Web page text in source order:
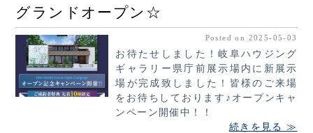
グランドオープン☆
Posted on 2025-05-03
お待たせしました！岐阜ハウジング
ギャラリー県庁前展示場内に新展示
場が完成致しました！皆様のご来場
をお待ちしております♪オープンキャ
ンペーン開催中！！
続きを見る ≫